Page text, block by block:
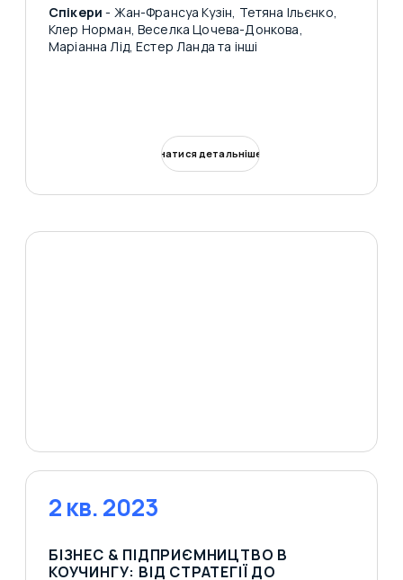
Спікери - Жан-Франсуа Кузін, Тетяна Ільєнко,
Клер Норман, Веселка Цочева-Донкова,
Маріанна Лід, Естер Ланда та інші
Дізнатися детальніше
2 кв. 2023
БІЗНЕС & ПІДПРИЄМНИЦТВО В
КОУЧИНГУ: ВІД СТРАТЕГІЇ ДО